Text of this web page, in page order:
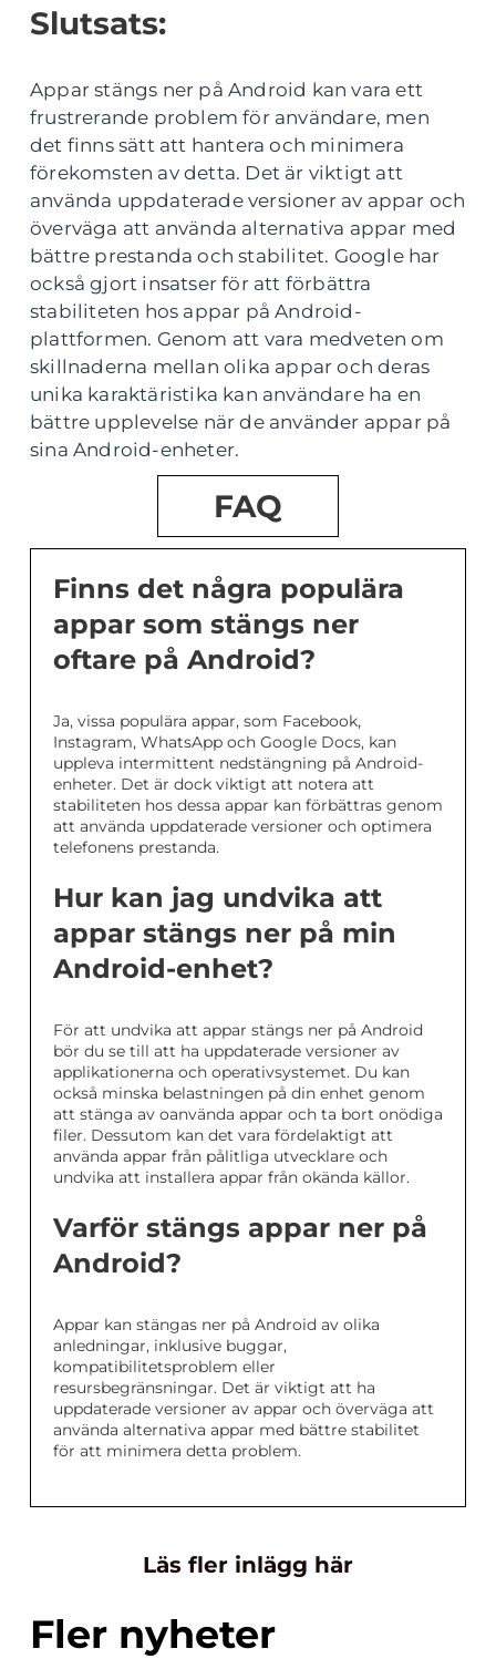
Slutsats:
Appar stängs ner på Android kan vara ett
frustrerande problem för användare, men
det finns sätt att hantera och minimera
förekomsten av detta. Det är viktigt att
använda uppdaterade versioner av appar och
överväga att använda alternativa appar med
bättre prestanda och stabilitet. Google har
också gjort insatser för att förbättra
stabiliteten hos appar på Android-
plattformen. Genom att vara medveten om
skillnaderna mellan olika appar och deras
unika karaktäristika kan användare ha en
bättre upplevelse när de använder appar på
sina Android-enheter.
FAQ
Finns det några populära
appar som stängs ner
oftare på Android?
Ja, vissa populära appar, som Facebook,
Instagram, WhatsApp och Google Docs, kan
uppleva intermittent nedstängning på Android-
enheter. Det är dock viktigt att notera att
stabiliteten hos dessa appar kan förbättras genom
att använda uppdaterade versioner och optimera
telefonens prestanda.
Hur kan jag undvika att
appar stängs ner på min
Android-enhet?
För att undvika att appar stängs ner på Android
bör du se till att ha uppdaterade versioner av
applikationerna och operativsystemet. Du kan
också minska belastningen på din enhet genom
att stänga av oanvända appar och ta bort onödiga
filer. Dessutom kan det vara fördelaktigt att
använda appar från pålitliga utvecklare och
undvika att installera appar från okända källor.
Varför stängs appar ner på
Android?
Appar kan stängas ner på Android av olika
anledningar, inklusive buggar,
kompatibilitetsproblem eller
resursbegränsningar. Det är viktigt att ha
uppdaterade versioner av appar och överväga att
använda alternativa appar med bättre stabilitet
för att minimera detta problem.
Läs fler inlägg här
Fler nyheter